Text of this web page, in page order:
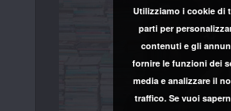
Utilizziamo i cookie di
parti per
contenuti e gli
fornire le funzioni dei
media e analizzare il
traffico. Se vuoi